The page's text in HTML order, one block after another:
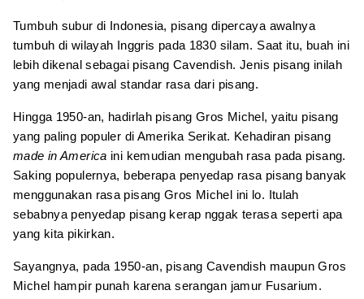
Tumbuh subur di Indonesia, pisang dipercaya awalnya
tumbuh di wilayah Inggris pada 1830 silam. Saat itu, buah ini
lebih dikenal sebagai pisang Cavendish. Jenis pisang inilah
yang menjadi awal standar rasa dari pisang.
Hingga 1950-an, hadirlah pisang Gros Michel, yaitu pisang
yang paling populer di Amerika Serikat. Kehadiran pisang
made in America ini kemudian mengubah rasa pada pisang.
Saking populernya, beberapa penyedap rasa pisang banyak
menggunakan rasa pisang Gros Michel ini lo. Itulah
sebabnya penyedap pisang kerap nggak terasa seperti apa
yang kita pikirkan.
Sayangnya, pada 1950-an, pisang Cavendish maupun Gros
Michel hampir punah karena serangan jamur Fusarium.